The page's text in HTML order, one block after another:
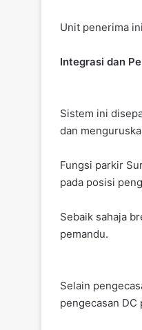
Unit penerima
Integrasi dan
Sistem ini
dan
Fungsi parkir
pada posisi
Sebaik sahaja
pemandu.
Selain
pengecasan DC